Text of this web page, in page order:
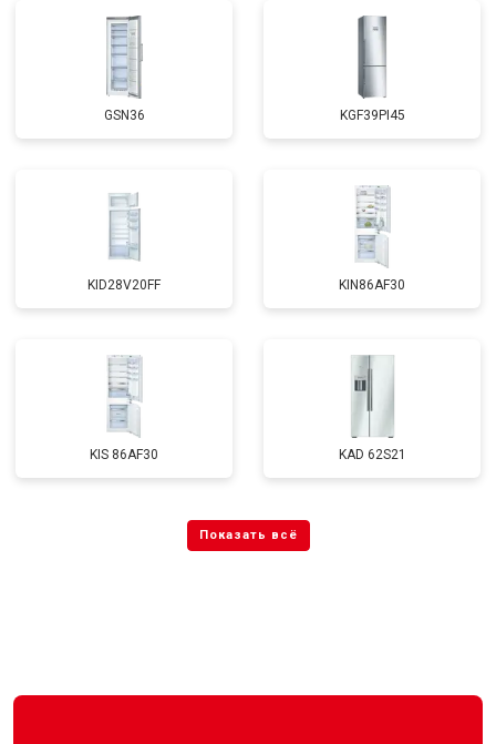
GSN36 KGF39PI45
KID28V20FF KIN86AF30
KIS 86AF30 KAD 62S21